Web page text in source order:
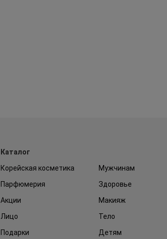
Каталог
Корейская косметика
Мужчинам
Парфюмерия
Здоровье
Акции
Макияж
Лицо
Тело
Подарки
Детям